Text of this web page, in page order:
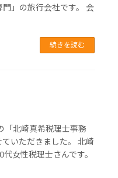
」の旅行会社です。 会
続きを読む
「北崎真希税理士事務
いただきました。 北崎
女性税理士さんです。